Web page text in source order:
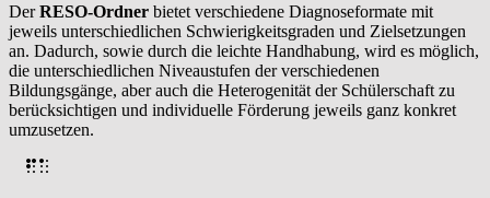
DerRESO-Ordner bietet verschiedene Diagnoseformate mit
jeweils unterschiedlichen Schwierigkeitsgraden und Zielsetzungen
an. Dadurch, sowie durch die leichte Handhabung, wird es möglich,
die unterschiedlichen Niveaustufen der verschiedenen
Bildungsgänge, aber auch die Heterogenität der Schülerschaft zu
berücksichtigen und individuelle Förderung jeweils ganz konkret
umzusetzen.